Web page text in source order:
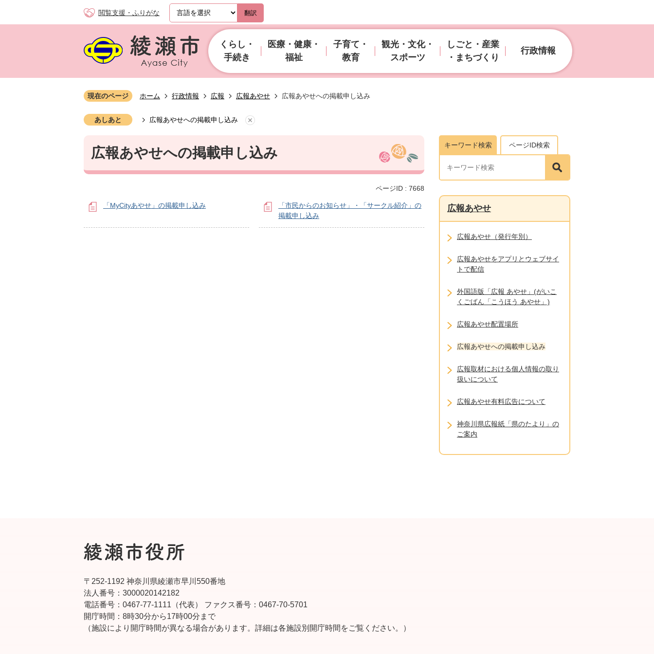
閲覧支援・ふりがな 翻訳
くらし・
手続き
医療・健康・
福祉
子育て・
教育
観光・文化・
スポーツ
しごと・産業
・まちづくり
行政情報
現在のページ ホーム 行政情報 広報 広報あやせ 広報あやせへの掲載申し込み
あしあと 広報あやせへの掲載申し込み
広報あやせへの掲載申し込み
ページID : 7668
「MyCityあやせ」の掲載申し込み
「市民からのお知らせ」・「サークル紹介」の
掲載申し込み
キーワード検索 ページID検索
広報あやせ
広報あやせ（発行年別）
広報あやせをアプリとウェブサイ
トで配信
外国語版「広報 あやせ」(がいこ
くごばん「こうほう あやせ」)
広報あやせ配置場所
広報あやせへの掲載申し込み
広報取材における個人情報の取り
扱いについて
広報あやせ有料広告について
神奈川県広報紙「県のたより」の
ご案内
〒252-1192 神奈川県綾瀬市早川550番地
法人番号：3000020142182
電話番号：0467-77-1111（代表） ファクス番号：0467-70-5701
開庁時間：8時30分から17時00分まで
（施設により開庁時間が異なる場合があります。詳細は各施設別開庁時間をご覧ください。）